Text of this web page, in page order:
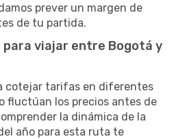
prever un margen de
de tu partida.
para viajar entre Bogotá y
cotejar tarifas en diferentes
fluctúan los precios antes de
la dinámica de la
año para esta ruta te